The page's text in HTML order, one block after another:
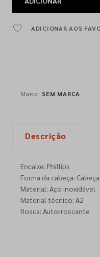
ADICIONAR AOS
Marca: SEM MARCA
Descrição
Encaixe: Phillips
Forma da cabeça:
Material: Aço inoxidável
Material técnico: A2
Rosca: Autorroscante